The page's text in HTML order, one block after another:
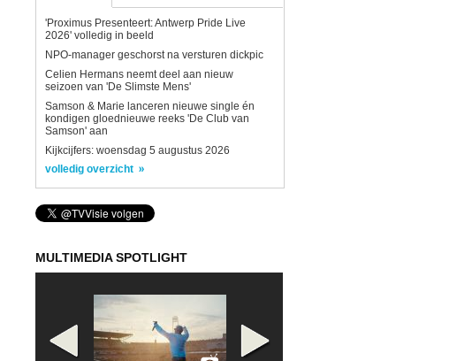
'Proximus Presenteert: Antwerp Pride Live
2026' volledig in beeld
NPO-manager geschorst na versturen dickpic
Celien Hermans neemt deel aan nieuw
seizoen van 'De Slimste Mens'
Samson & Marie lanceren nieuwe single én
kondigen gloednieuwe reeks 'De Club van
Samson' aan
Kijkcijfers: woensdag 5 augustus 2026
volledig overzicht
MULTIMEDIA SPOTLIGHT